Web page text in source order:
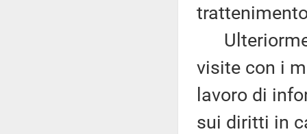
visite con i
lavoro di
sui diritti in